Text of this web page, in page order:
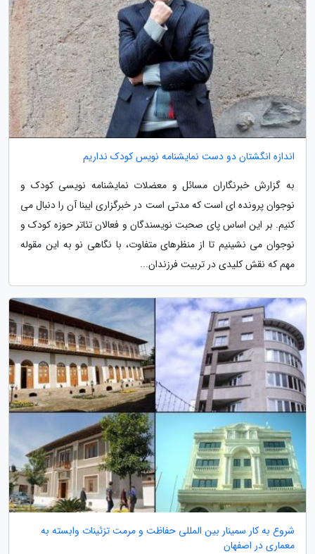
اندازه انگشتان دو دست نمایشنامه نویس کودک نداریم
به گزارش خبرنگاران مسائل و معضلات نمایشنامه نویسی کودک و
نوجوان پرونده ای است که مدتی است در خبرگزاری ایبنا آن را دنبال می
کنیم. بر این اساس پای صحبت نویسندگان و فعالان تئاتر حوزه کودک و
نوجوان می نشینیم تا از منظرهای متفاوت، با نگاهی نو به این مقوله
مهم که نقش کلیدی در تربیت فرزندان...
شروع به کار سمینار بین المللی حفاظت و مرمت تزئینات وابسته به
معماری در اصفهان